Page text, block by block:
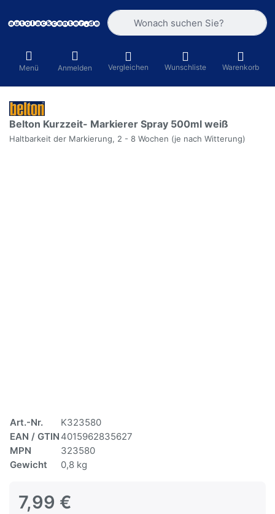
Geben Sie einen Suchbegriff ein.
Menü Anmelden Vergleichen Wunschliste Warenkorb
Belton Kurzzeit- Markierer Spray 500ml weiß
Haltbarkeit der Markierung, 2 - 8 Wochen (je nach Witterung)
Art.-Nr.
K323580
EAN / GTIN 4015962835627
MPN
323580
Gewicht
0,8 kg
7,99 €